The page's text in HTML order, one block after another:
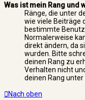
Was ist mein Rang und
Ränge, die unter
wie viele Beiträge
bestimmte
Normalerweise
direkt ändern, da
wurden. Bitte
deinen Rang zu
Verhalten nicht
deinen Rang
Nach oben